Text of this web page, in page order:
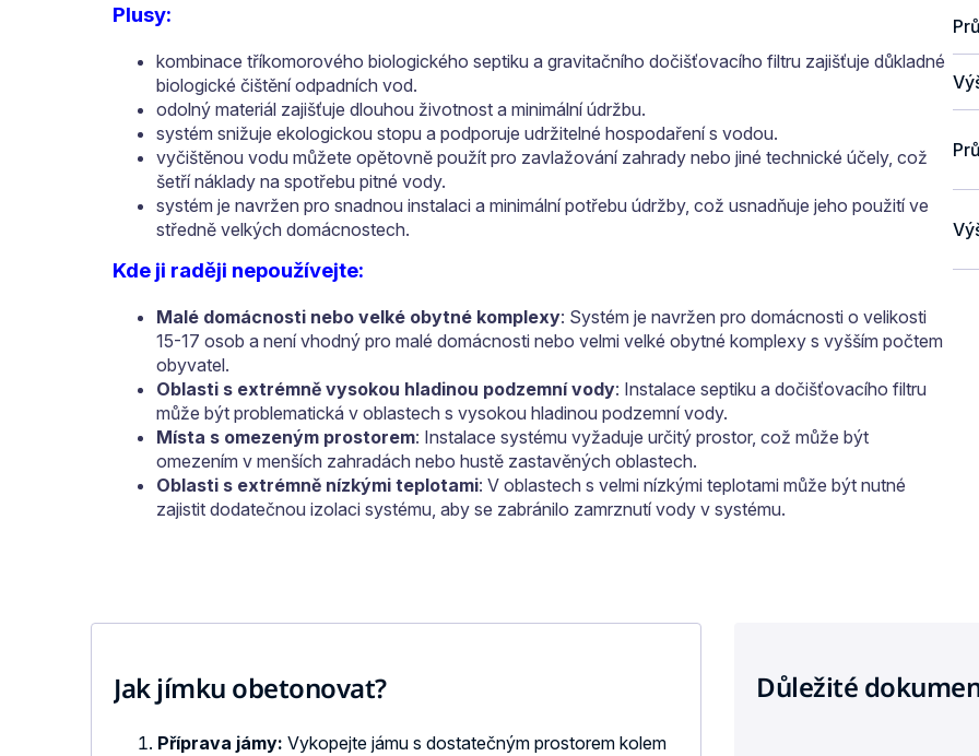
Plusy:
kombinace tříkomorového biologického septiku a gravitačního dočišťovacího filtru zajišťuje důkladné
biologické čištění odpadních vod.
odolný materiál zajišťuje dlouhou životnost a minimální údržbu.
systém snižuje ekologickou stopu a podporuje udržitelné hospodaření s vodou.
vyčištěnou vodu můžete opětovně použít pro zavlažování zahrady nebo jiné technické účely, což
šetří náklady na spotřebu pitné vody.
systém je navržen pro snadnou instalaci a minimální potřebu údržby, což usnadňuje jeho použití ve
středně velkých domácnostech.
Kde ji raději nepoužívejte:
Malé domácnosti nebo velké obytné komplexy: Systém je navržen pro domácnosti o velikosti
15-17 osob a není vhodný pro malé domácnosti nebo velmi velké obytné komplexy s vyšším počtem
obyvatel.
Oblasti s extrémně vysokou hladinou podzemní vody: Instalace septiku a dočišťovacího filtru
může být problematická v oblastech s vysokou hladinou podzemní vody.
Místa s omezeným prostorem: Instalace systému vyžaduje určitý prostor, což může být
omezením v menších zahradách nebo hustě zastavěných oblastech.
Oblasti s extrémně nízkými teplotami: V oblastech s velmi nízkými teplotami může být nutné
zajistit dodatečnou izolaci systému, aby se zabránilo zamrznutí vody v systému.
Jak jímku obetonovat?
Příprava jámy: Vykopejte jámu s dostatečným prostorem kolem
Důležité